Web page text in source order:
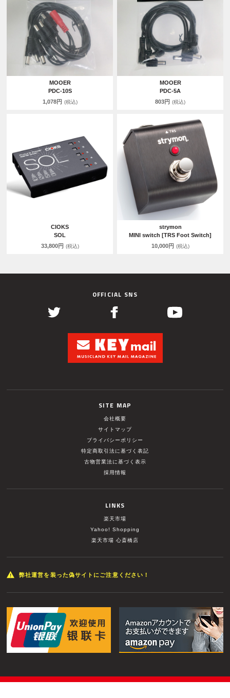
MOOER
PDC-10S
1,078円 (税込)
MOOER
PDC-5A
803円 (税込)
CIOKS
SOL
33,800円 (税込)
strymon
MINI switch [TRS Foot Switch]
10,000円 (税込)
OFFICIAL SNS
SITE MAP
会社概要
サイトマップ
プライバシーポリシー
特定商取引法に基づく表記
古物営業法に基づく表示
採用情報
LINKS
楽天市場
Yahoo! Shopping
楽天市場 心斎橋店
弊社運営を装った偽サイトにご注意ください！